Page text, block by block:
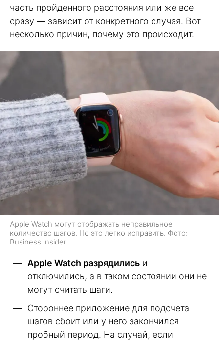
часть пройденного расстояния или же все
сразу — зависит от конкретного случая. Вот
несколько причин, почему это происходит.
Apple Watch могут отображать неправильное
количество шагов. Но это легко исправить. Фото:
Business Insider
Apple Watch разрядились и
отключились, а в таком состоянии они не
могут считать шаги.
Стороннее приложение для подсчета
шагов сбоит или у него закончился
пробный период. На случай, если